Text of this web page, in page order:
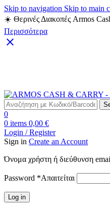
Skip to navigation Skip to main
☀️ Θερινές Διακοπές Armos
Περισσότερα
0
0 items 0,00 €
Login / Register
Sign in Create an Account
Όνομα χρήστη ή διεύθυνση
Password *Απαιτείται
Log in